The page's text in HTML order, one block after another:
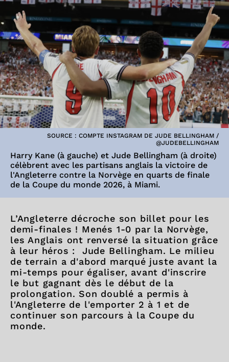
SOURCE : COMPTE INSTAGRAM DE JUDE BELLINGHAM /
@JUDEBELLINGHAM
Harry Kane (à gauche) et Jude Bellingham (à droite)
célèbrent avec les partisans anglais la victoire de
l'Angleterre contre la Norvège en quarts de finale
de la Coupe du monde 2026, à Miami.
L’Angleterre décroche son billet pour les
demi-finales ! Menés 1-0 par la Norvège,
les Anglais ont renversé la situation grâce
à leur héros : Jude Bellingham. Le milieu
de terrain a d'abord marqué juste avant la
mi-temps pour égaliser, avant d'inscrire
le but gagnant dès le début de la
prolongation. Son doublé a permis à
l'Angleterre de l'emporter 2 à 1 et de
continuer son parcours à la Coupe du
monde.